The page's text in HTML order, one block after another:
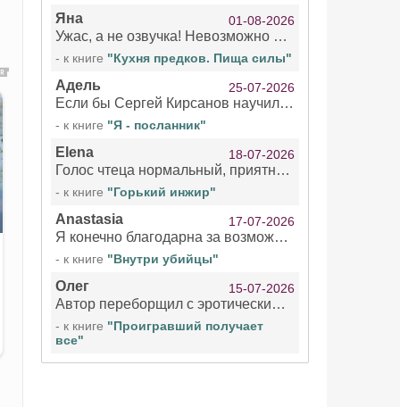
Яна 01-08-2026
Ужас, а не озвучка! Невозможно вникать в смысл текста из за кривляний чтеца
- к книге "Кухня предков. Пища силы"
Адель 25-07-2026
Если бы Сергей Кирсанов научился не сглатывать каждые 1-2 минуты слюну, так что слышно в микрофоне и, что вызывает отвращение, то мелжно было бы слушать.
- к книге "Я - посланник"
Elena 18-07-2026
Голос чтеца нормальный, приятный тембр. Мне очень понравилось озвучивание рассказа. Очень странный отзыв Надежды. Может у неё что-то с нервами?
- к книге "Горький инжир"
Anastasia 17-07-2026
Я конечно благодарна за возможность бесплатно слушать книги даже новинки , но чтение этой книги просто ужасно
- к книге "Внутри убийцы"
Олег 15-07-2026
Автор переборщил с эротическими сценами. Похоже, с этим у него проблемы.
- к книге "Проигравший получает
все"